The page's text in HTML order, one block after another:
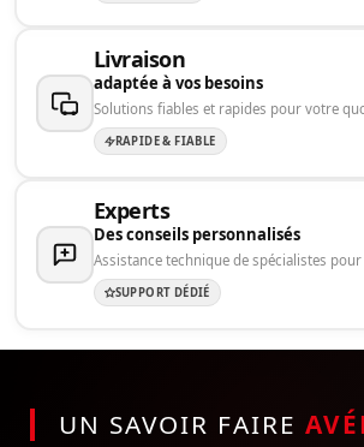
Livraison
adaptée à vos besoins
Solutions fiables et rapides pour votre
RAPIDE & FIABLE
Experts
Des conseils personnalisés
Assistance technique de spécialistes
SUPPORT DÉDIÉ
UN SAVOIR FAIRE